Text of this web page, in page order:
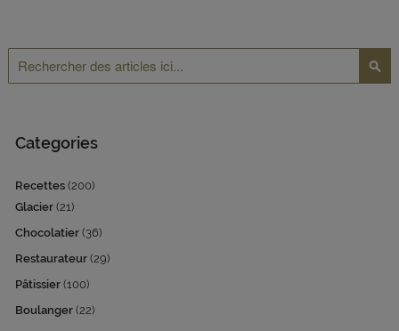
Rechercher
Categories
Recettes (200)
Glacier (21)
Chocolatier (36)
Restaurateur (29)
Pâtissier (100)
Boulanger (22)